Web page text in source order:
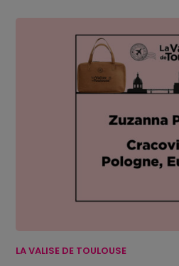
LA VALISE DE TOULOUSE